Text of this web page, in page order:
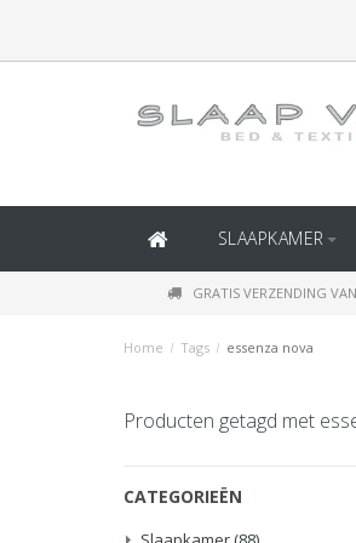
SLAAPKAMER
GRATIS VERZENDING
Home / Tags / essenza nova
Producten getagd met
CATEGORIEËN